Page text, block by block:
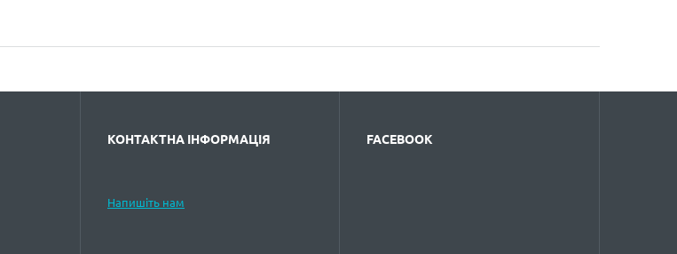
КОНТАКТНА ІНФОРМАЦІЯ
Напишіть нам
FACEBOOK